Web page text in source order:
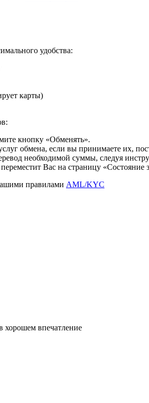
удобства:
карты)
кнопку «Обменять».
обмена, если вы принимаете их,
необходимой суммы, следуя
Вас на страницу «Состояние
правилами AML/KYC
хорошем впечатление